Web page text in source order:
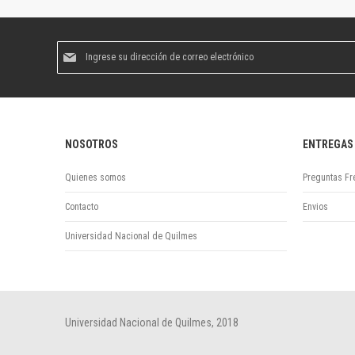
boletín
NOSOTROS
Quienes somos
Contacto
Universidad Nacional de Quilmes
ENTREGAS
Preguntas
Envios
Universidad Nacional de Quilmes, 2018